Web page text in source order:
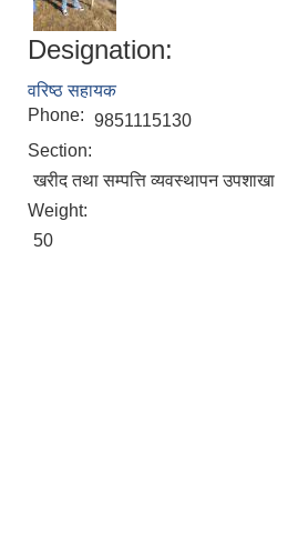
Designation:
वरिष्ठ सहायक
Phone: 9851115130
Section:
खरीद तथा सम्पत्ति व्यवस्थापन उपशाखा
Weight:
50